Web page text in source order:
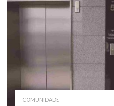
COMUNIDADE